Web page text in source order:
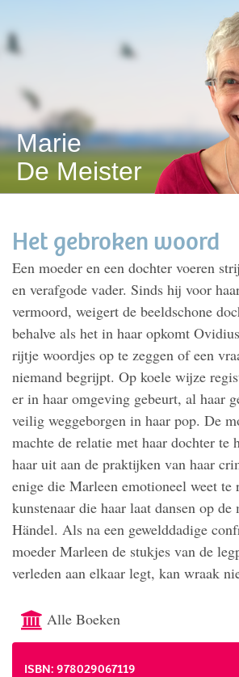
Marie
De Meister
Het gebroken woord
Een moeder en een dochter voeren
en verafgode vader. Sinds hij voor
vermoord, weigert de beeldschone
behalve als het in haar opkomt
rijtje woordjes op te zeggen of een
niemand begrijpt. Op koele wijze
er in haar omgeving gebeurt, al haar
veilig weggeborgen in haar pop. De
machte de relatie met haar dochter te
haar uit aan de praktijken van haar
enige die Marleen emotioneel weet te
kunstenaar die haar laat dansen op de
Händel. Als na een gewelddadige
moeder Marleen de stukjes van de
verleden aan elkaar legt, kan wraak
Alle Boeken
ISBN: 978029067119